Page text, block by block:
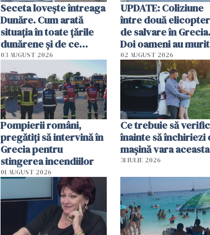
Seceta lovește întreaga
Dunăre. Cum arată
situația în toate țările
dunărene și de ce
România resimte
efectele, deși a plouat
în iulie
03 AUGUST 2026
UPDATE: Coliziune
între două
de salvare în Grecia.
Doi oameni au murit
02 AUGUST 2026
Pompierii români,
pregătiţi să intervină în
Grecia pentru
stingerea incendiilor
01 AUGUST 2026
Ce trebuie să
înainte să închiriezi
mașină vara aceasta
31 IULIE 2026